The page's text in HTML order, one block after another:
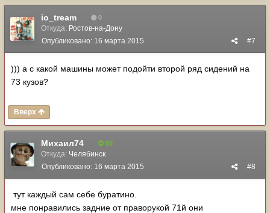
io_tream 0
Откуда: Ростов-на-Дону
#7
Опубликовано: 16 марта 2015
))) а с какой машины может подойти второй ряд сидений на
73 кузов?
Вверх
Михаил74 88
Откуда: Челябинск
#8
Опубликовано: 16 марта 2015
тут каждый сам себе буратино.
мне понравились задние от праворукой 71й они